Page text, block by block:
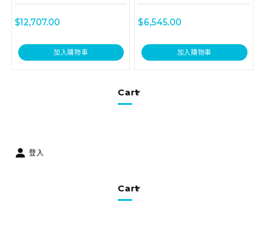
Cart
$12,707.00
加入購物車
$6,545.00
加入購物車
登入
Cart